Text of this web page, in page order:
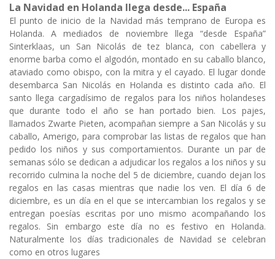
La Navidad en Holanda llega desde... España
El punto de inicio de la Navidad más temprano de Europa es
Holanda. A mediados de noviembre llega “desde España”
Sinterklaas, un San Nicolás de tez blanca, con cabellera y
enorme barba como el algodón, montado en su caballo blanco,
ataviado como obispo, con la mitra y el cayado. El lugar donde
desembarca San Nicolás en Holanda es distinto cada año. El
santo llega cargadísimo de regalos para los niños holandeses
que durante todo el año se han portado bien. Los pajes,
llamados Zwarte Pieten, acompañan siempre a San Nicolás y su
caballo, Amerigo, para comprobar las listas de regalos que han
pedido los niños y sus comportamientos. Durante un par de
semanas sólo se dedican a adjudicar los regalos a los niños y su
recorrido culmina la noche del 5 de diciembre, cuando dejan los
regalos en las casas mientras que nadie los ven. El día 6 de
diciembre, es un día en el que se intercambian los regalos y se
entregan poesías escritas por uno mismo acompañando los
regalos. Sin embargo este día no es festivo en Holanda.
Naturalmente los días tradicionales de Navidad se celebran
como en otros lugares